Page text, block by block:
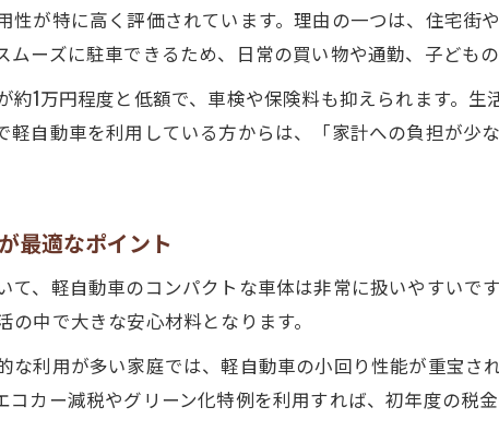
軽自動車の荷物収納力を向上させるポ
家計に優しい維持費で選ぶ賢い軽自動車の
軽自動車の維持費を安く抑える選び方
狭山市で家計に優しい軽自動車を選ぶ
狭い道路でも安心な軽自動車運転ポイント
狭山市の道路事情に強い軽自動車運転術
軽自動車で小回りを効かせる運転のコ
狭い駐車場でも安心な軽自動車の操縦
性が特に高く評価されています。理由の一つは、住宅街
ーズに駐車できるため、日常の買い物や通勤、子ども
約1万円程度と低額で、車検や保険料も抑えられます。
軽自動車を利用している方からは、「家計への負担が
最適なポイント
て、軽自動車のコンパクトな車体は非常に扱いやすいで
中で大きな安心材料となります。
な利用が多い家庭では、軽自動車の小回り性能が重宝さ
カー減税やグリーン化特例を利用すれば、初年度の税